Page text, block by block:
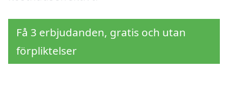
Få 3 erbjudanden, gratis och utan
förpliktelser